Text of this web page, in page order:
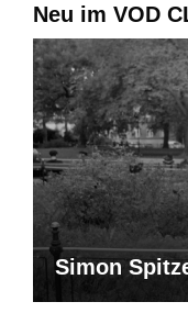
Neu im VOD
Simon